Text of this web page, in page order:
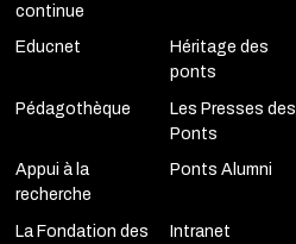
continue
Educnet
Héritage des
ponts
Pédagothèque
Les Presses des
Ponts
Appui à la
recherche
Ponts Alumni
La Fondation des
Intranet